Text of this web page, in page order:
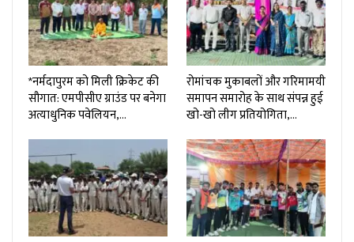
*नर्मदापुरम को मिली क्रिकेट की
सौगात: एमपीसीए ग्राउंड पर बनेगा
अत्याधुनिक पवेलियन,…
रोमांचक मुकाबलों और गरिमामयी
समापन समारोह के साथ संपन्न हुई
खो-खो लीग प्रतियोगिता,…